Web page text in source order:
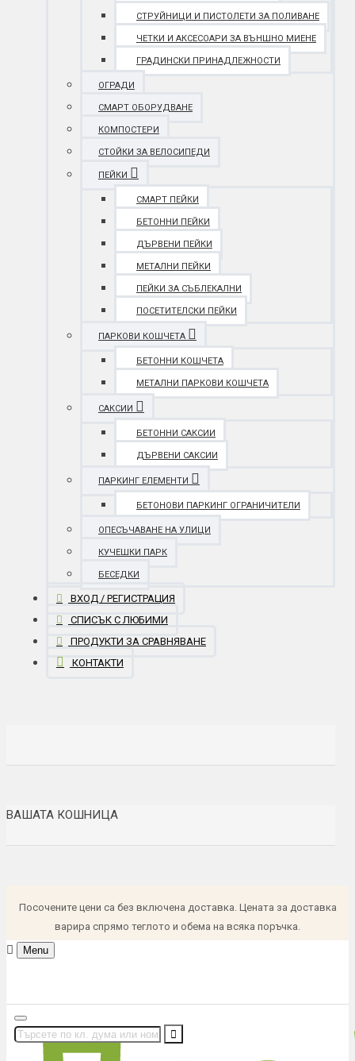
СТРУЙНИЦИ И ПИСТОЛЕТИ ЗА ПОЛИВАНЕ
ЧЕТКИ И АКСЕСОАРИ ЗА ВЪНШНО МИЕНЕ
ГРАДИНСКИ ПРИНАДЛЕЖНОСТИ
ОГРАДИ
СМАРТ ОБОРУДВАНЕ
КОМПОСТЕРИ
СТОЙКИ ЗА ВЕЛОСИПЕДИ
ПЕЙКИ
СМАРТ ПЕЙКИ
БЕТОННИ ПЕЙКИ
ДЪРВЕНИ ПЕЙКИ
МЕТАЛНИ ПЕЙКИ
ПЕЙКИ ЗА СЪБЛЕКАЛНИ
ПОСЕТИТЕЛСКИ ПЕЙКИ
ПАРКОВИ КОШЧЕТА
БЕТОННИ КОШЧЕТА
МЕТАЛНИ ПАРКОВИ КОШЧЕТА
САКСИИ
БЕТОННИ САКСИИ
ДЪРВЕНИ САКСИИ
ПАРКИНГ ЕЛЕМЕНТИ
БЕТОНОВИ ПАРКИНГ ОГРАНИЧИТЕЛИ
ОПЕСЪЧАВАНЕ НА УЛИЦИ
КУЧЕШКИ ПАРК
БЕСЕДКИ
ВХОД / РЕГИСТРАЦИЯ
СПИСЪК С ЛЮБИМИ
ПРОДУКТИ ЗА СРАВНЯВАНЕ
КОНТАКТИ
ВАШАТА КОШНИЦА
Посочените цени са без включена доставка. Цената за доставка
варира спрямо теглото и обема на всяка поръчка.
Menu